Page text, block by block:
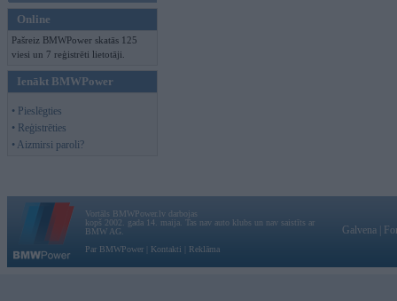
Online
Pašreiz BMWPower skatās 125
viesi un 7 reģistrēti lietotāji.
Ienākt BMWPower
• Pieslēgties
• Reģistrēties
• Aizmirsi paroli?
Vortāls BMWPower.lv darbojas
kopš 2002. gada 14. maija. Tas nav auto klubs un nav saistīts ar
BMW AG.
Par BMWPower
Kontakti Reklāma
Galvena